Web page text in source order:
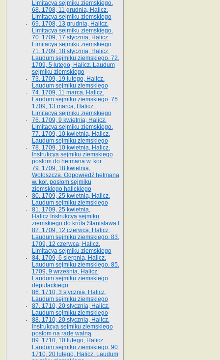
Limitacya sejmiku ziemskiego.
68. 1708, 11 grudnia, Halicz.
Limitacya sejmiku ziemskiego
69. 1708, 13 grudnia, Halicz.
Limitacya sejmiku ziemskiego.
70. 1709, 17 stycznia, Halicz.
Limitacya sejmiku ziemskiego
71. 1709, 18 stycznia, Halicz.
Laudum sejmiku ziemskiego. 72.
1709, 5 lutego, Halicz. Laudum
sejmiku ziemskiego
73. 1709, 19 lutego, Halicz.
Laudum sejmiku ziemskiego
74. 1709, 11 marca, Halicz.
Laudum sejmiku ziemskiego. 75.
1709, 13 marca, Halicz.
Limitacya sejmiku ziemskiego
76. 1709, 9 kwietnia, Halicz.
Limitacya sejmiku ziemskiego.
77. 1709, 10 kwietnia, Halicz.
Laudum sejmiku ziemskiego
78. 1709, 10 kwietnia, Halicz.
Instrukcya sejmiku ziemskiego
posłom do hetmana w. kor.
79. 1709, 18 kwietnia,
Wołoszcza. Odpowiedź hetmana
w. kor. posłom sejmiku
ziemskiego halickiego
80. 1709, 25 kwietnia, Halicz.
Laudum sejmiku ziemskiego
81. 1709, 25 kwietnia,
Halicz.Instrukcya sejmiku
ziemskiego do króla Stanisława I
82. 1709, 12 czerwca, Halicz.
Laudum sejmiku ziemskiego. 83.
1709, 12 czerwca, Halicz.
Limitacya sejmiku ziemskiego
84. 1709, 6 sierpnia, Halicz.
Laudum sejmiku ziemskiego. 85.
1709, 9 września, Halicz.
Laudum sejmiku ziemskiego
deputackiego
86. 1710, 3 stycznia, Halicz.
Laudum sejmiku ziemskiego
87. 1710, 20 stycznia, Halicz.
Laudum sejmiku ziemskiego
88. 1710, 20 stycznia, Halicz.
Instrukcya sejmiku ziemskiego
posłom na radę walną
89. 1710, 10 lutego, Halicz.
Laudum sejmiku ziemskiego. 90.
1710, 20 lutego, Halicz. Laudum